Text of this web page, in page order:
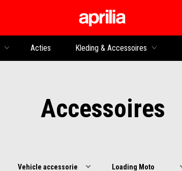
Acties Kleding & Accessoires
Accessoires